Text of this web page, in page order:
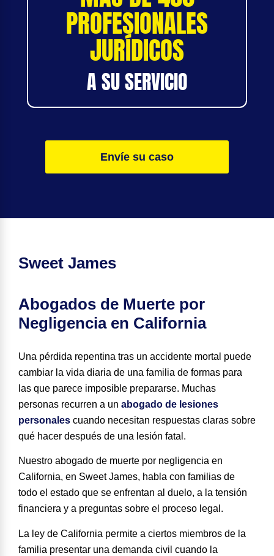
PROFESIONALES
JURÍDICOS
A SU SERVICIO
Envíe su caso
Sweet James
Abogados de Muerte por
Negligencia en California
Una pérdida repentina tras un accidente mortal puede
cambiar la vida diaria de una familia de formas para
las que parece imposible prepararse. Muchas
personas recurren a un abogado de lesiones
personales cuando necesitan respuestas claras sobre
qué hacer después de una lesión fatal.
Nuestro abogado de muerte por negligencia en
California, en Sweet James, habla con familias de
todo el estado que se enfrentan al duelo, a la tensión
financiera y a preguntas sobre el proceso legal.
La ley de California permite a ciertos miembros de la
familia presentar una demanda civil cuando la